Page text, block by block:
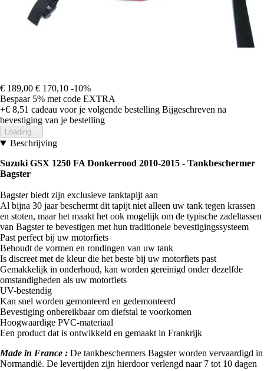
€ 189,00 € 170,10 -10%
Bespaar 5% met code EXTRA
+€ 8,51 cadeau voor je volgende bestelling Bijgeschreven na
bevestiging van je bestelling
Loading...
Beschrijving
Suzuki GSX 1250 FA Donkerrood 2010-2015 - Tankbeschermer
Bagster
Bagster biedt zijn exclusieve tanktapijt aan
Al bijna 30 jaar beschermt dit tapijt niet alleen uw tank tegen krassen
en stoten, maar het maakt het ook mogelijk om de typische zadeltassen
van Bagster te bevestigen met hun traditionele bevestigingssysteem
Past perfect bij uw motorfiets
Behoudt de vormen en rondingen van uw tank
Is discreet met de kleur die het beste bij uw motorfiets past
Gemakkelijk in onderhoud, kan worden gereinigd onder dezelfde
omstandigheden als uw motorfiets
UV-bestendig
Kan snel worden gemonteerd en gedemonteerd
Bevestiging onbereikbaar om diefstal te voorkomen
Hoogwaardige PVC-materiaal
Een product dat is ontwikkeld en gemaakt in Frankrijk
Made in France : De tankbeschermers Bagster worden vervaardigd in
Normandië. De levertijden zijn hierdoor verlengd naar 7 tot 10 dagen